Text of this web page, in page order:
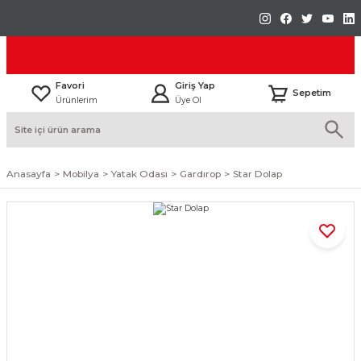
Favori
Ürünlerim
Giriş Yap
Üye Ol
Sepetim
Anasayfa Mobilya Yatak Odası Gardırop Star Dolap